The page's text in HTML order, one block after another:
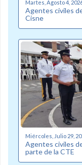
Martes, Agosto 4,
Agentes civiles
Cisne
Miércoles, Julio 29,
Agentes civiles
parte de la CTE